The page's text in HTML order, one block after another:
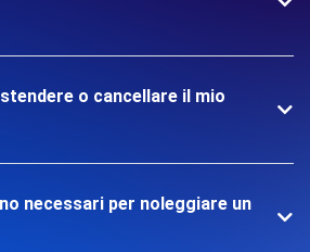
o cancellare il mio
necessari per noleggiare un